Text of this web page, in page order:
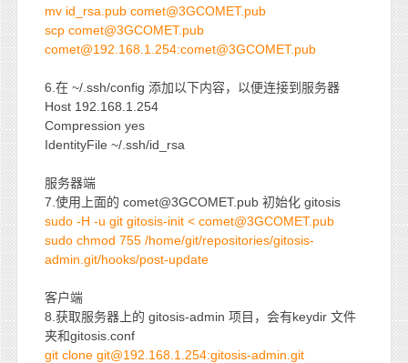
mv id_rsa.pub comet@3GCOMET.pub
scp comet@3GCOMET.pub
comet@192.168.1.254:comet@3GCOMET.pub
6.在 ~/.ssh/config 添加以下内容，以便连接到服务器
Host 192.168.1.254
Compression yes
IdentityFile ~/.ssh/id_rsa
服务器端
7.使用上面的 comet@3GCOMET.pub 初始化 gitosis
sudo -H -u git gitosis-init < comet@3GCOMET.pub
sudo chmod 755 /home/git/repositories/gitosis-
admin.git/hooks/post-update
客户端
8.获取服务器上的 gitosis-admin 项目，会有keydir 文件
夹和gitosis.conf
git clone git@192.168.1.254:gitosis-admin.git